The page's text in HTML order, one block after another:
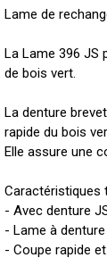
Lame de
La Lame 396 JS
de bois vert.
La denture
rapide du bois
Elle assure une
Caractéristiques
- Avec denture
- Lame à
- Coupe rapide